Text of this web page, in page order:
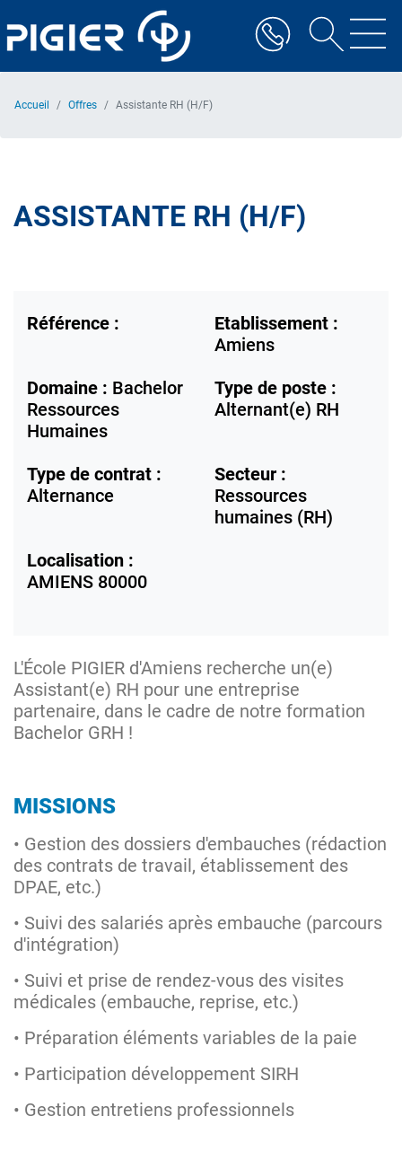
au
contenu
Accueil Offres Assistante RH (H/F)
ASSISTANTE RH (H/F)
Référence :
Etablissement :
Amiens
Domaine : Bachelor
Ressources
Humaines
Type de poste :
Alternant(e) RH
Type de contrat :
Alternance
Secteur :
Ressources
humaines (RH)
Localisation :
AMIENS 80000
L'École PIGIER d'Amiens recherche un(e)
Assistant(e) RH pour une entreprise
partenaire, dans le cadre de notre formation
Bachelor GRH !
MISSIONS
• Gestion des dossiers d'embauches (rédaction
des contrats de travail, établissement des
DPAE, etc.)
• Suivi des salariés après embauche (parcours
d'intégration)
• Suivi et prise de rendez-vous des visites
médicales (embauche, reprise, etc.)
• Préparation éléments variables de la paie
• Participation développement SIRH
• Gestion entretiens professionnels